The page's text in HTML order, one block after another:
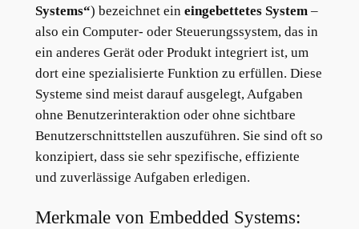
Systems“) bezeichnet ein eingebettetes System–
also ein Computer- oder Steuerungssystem, das in
ein anderes Gerät oder Produkt integriert ist, um
dort eine spezialisierte Funktion zu erfüllen. Diese
Systeme sind meist darauf ausgelegt, Aufgaben
ohne Benutzerinteraktion oder ohne sichtbare
Benutzerschnittstellen auszuführen. Sie sind oft so
konzipiert, dass sie sehr spezifische, effiziente
und zuverlässige Aufgaben erledigen.
Merkmale von Embedded Systems: